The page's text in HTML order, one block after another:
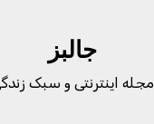
جالبز
مجله اینترنتی و سبک